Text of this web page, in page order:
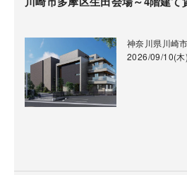
神奈川県川崎
2026/09/10(